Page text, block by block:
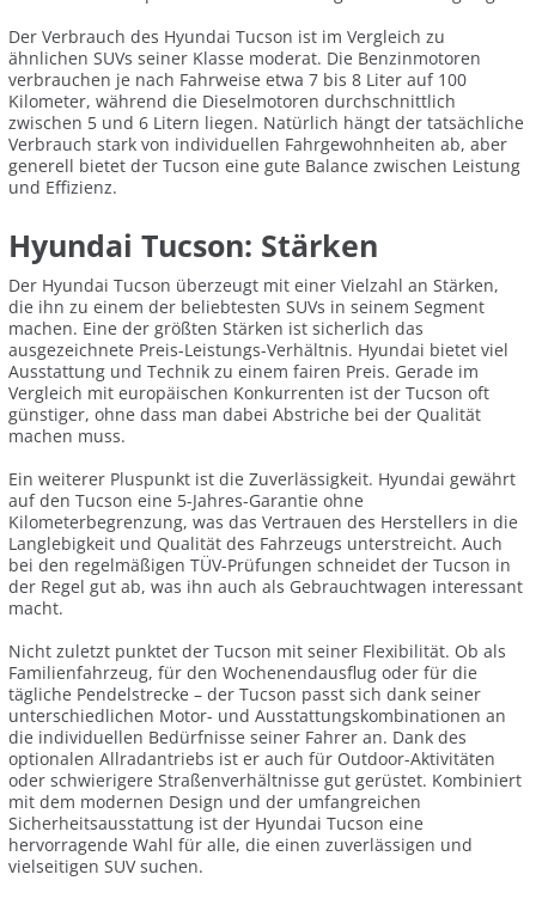
Der Verbrauch des Hyundai Tucson ist im Vergleich zu
ähnlichen SUVs seiner Klasse moderat. Die Benzinmotoren
verbrauchen je nach Fahrweise etwa 7 bis 8 Liter auf 100
Kilometer, während die Dieselmotoren durchschnittlich
zwischen 5 und 6 Litern liegen. Natürlich hängt der tatsächliche
Verbrauch stark von individuellen Fahrgewohnheiten ab, aber
generell bietet der Tucson eine gute Balance zwischen Leistung
und Effizienz.
Hyundai Tucson: Stärken
Der Hyundai Tucson überzeugt mit einer Vielzahl an Stärken,
die ihn zu einem der beliebtesten SUVs in seinem Segment
machen. Eine der größten Stärken ist sicherlich das
ausgezeichnete Preis-Leistungs-Verhältnis. Hyundai bietet viel
Ausstattung und Technik zu einem fairen Preis. Gerade im
Vergleich mit europäischen Konkurrenten ist der Tucson oft
günstiger, ohne dass man dabei Abstriche bei der Qualität
machen muss.
Ein weiterer Pluspunkt ist die Zuverlässigkeit. Hyundai gewährt
auf den Tucson eine 5-Jahres-Garantie ohne
Kilometerbegrenzung, was das Vertrauen des Herstellers in die
Langlebigkeit und Qualität des Fahrzeugs unterstreicht. Auch
bei den regelmäßigen TÜV-Prüfungen schneidet der Tucson in
der Regel gut ab, was ihn auch als Gebrauchtwagen interessant
macht.
Nicht zuletzt punktet der Tucson mit seiner Flexibilität. Ob als
Familienfahrzeug, für den Wochenendausflug oder für die
tägliche Pendelstrecke – der Tucson passt sich dank seiner
unterschiedlichen Motor- und Ausstattungskombinationen an
die individuellen Bedürfnisse seiner Fahrer an. Dank des
optionalen Allradantriebs ist er auch für Outdoor-Aktivitäten
oder schwierigere Straßenverhältnisse gut gerüstet. Kombiniert
mit dem modernen Design und der umfangreichen
Sicherheitsausstattung ist der Hyundai Tucson eine
hervorragende Wahl für alle, die einen zuverlässigen und
vielseitigen SUV suchen.